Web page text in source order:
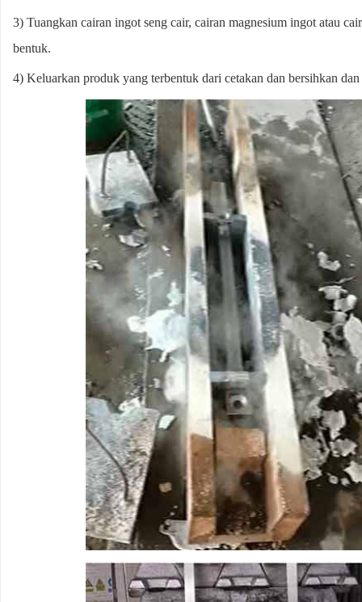
3) Tuangkan cairan ingot seng cair, cairan magnesium ingot atau
bentuk.
4) Keluarkan produk yang terbentuk dari cetakan dan bersihkan